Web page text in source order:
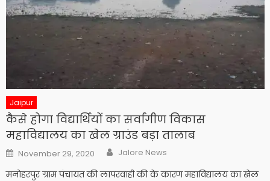
Jaipur
कैसे होगा विद्यार्थियों का सर्वांगीण विकास
महाविद्यालय का खेल ग्राउंड बड़ा तालाब
Posted
on
November 29, 2020 Author
Jalore News
मनोहरपुर ग्राम पंचायत की लापरवाही की के कारण महाविद्यालय का खेल